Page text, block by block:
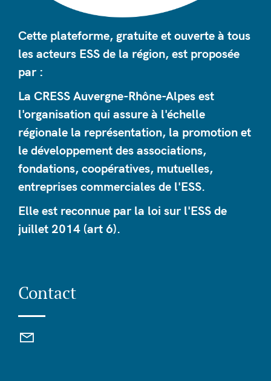
Cette plateforme, gratuite et ouverte à tous
les acteurs ESS de la région, est proposée
par :
La CRESS Auvergne-Rhône-Alpes est
l'organisation qui assure à l'échelle
régionale la représentation, la promotion et
le développement des associations,
fondations, coopératives, mutuelles,
entreprises commerciales de l'ESS.
Elle est reconnue par la loi sur l'ESS de
juillet 2014 (art 6).
Contact